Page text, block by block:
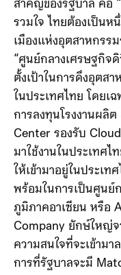
สำคัญของรัฐบาล คือ
รวมใจ ไทยต้องเป็นห
เมืองแห่งอุตสาหกรร
“ศูนย์กลางเศรษฐกิจ
ตั้งเป้าในการดึงอุตส
ในประเทศไทย โดยเ
การลงทุนโรงงานผลิ
Center รองรับ
มาใช้งานในประเทศ
ให้เข้ามาอยู่ในประเ
พร้อมในการเป็นศูนย์
ภูมิภาคอาเซียน หรือ
Company ยักษ์ใหญ่จ
ความสนใจที่จะเข้าม
การที่รัฐบาลจะมี